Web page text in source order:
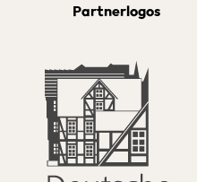
Partnerlogos